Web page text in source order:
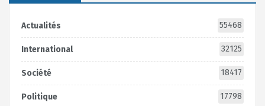
Actualités 55468
International 32125
Société 18417
Politique 17798